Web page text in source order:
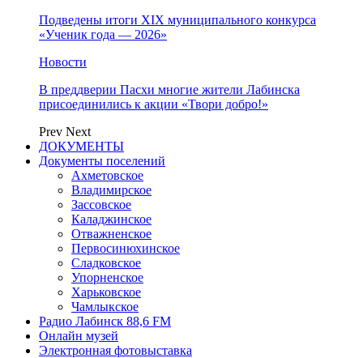
Подведены итоги XIX муниципального конкурса
«Ученик года — 2026»
Новости
В преддверии Пасхи многие жители Лабинска
присоединились к акции «Твори добро!»
Prev Next
ДОКУМЕНТЫ
Документы поселений
Ахметовское
Владимирское
Зассовское
Каладжинское
Отважненское
Первосинюхинское
Сладковское
Упорненское
Харьковское
Чамлыкское
Радио Лабинск 88,6 FM
Онлайн музей
Электронная фотовыставка